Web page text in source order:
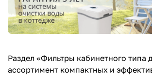
Раздел «Фильтры кабинетного типа
ассортимент компактных и